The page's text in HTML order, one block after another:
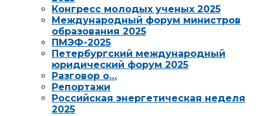
Конгресс молодых ученых 2025
Международный форум министров
образования 2025
ПМЭФ-2025
Петербургский международный
юридический форум 2025
Разговор о…
Репортажи
Российская энергетическая неделя
2025